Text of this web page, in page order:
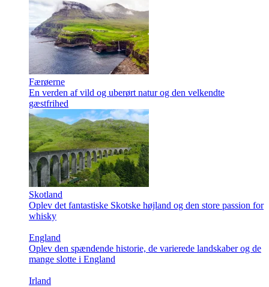
Færøerne
En verden af vild og uberørt natur og den velkendte
gæstfrihed
Skotland
Oplev det fantastiske Skotske højland og den store passion for
whisky
England
Oplev den spændende historie, de varierede landskaber og de
mange slotte i England
Irland